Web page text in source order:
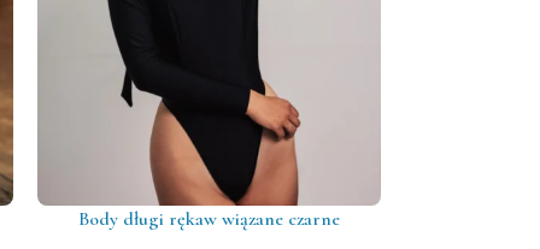
Body długi rękaw wiązane czarne